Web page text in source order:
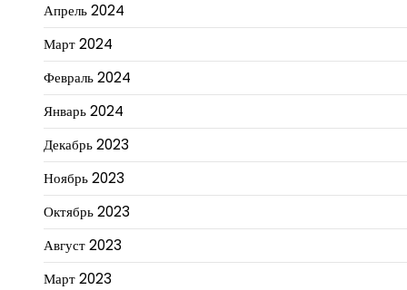
Апрель 2024
Март 2024
Февраль 2024
Январь 2024
Декабрь 2023
Ноябрь 2023
Октябрь 2023
Август 2023
Март 2023